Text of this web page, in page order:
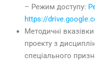
– Режим доступу:
https://
Методичні
проекту з
спеціального